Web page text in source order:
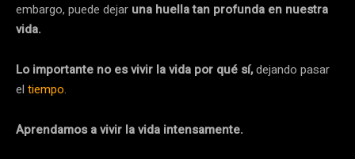
embargo, puede dejar una huella tan profunda en nuestra
vida.
Lo importante no es vivir la vida por qué sí,dejando pasar
el tiempo.
Aprendamos a vivir la vida intensamente.